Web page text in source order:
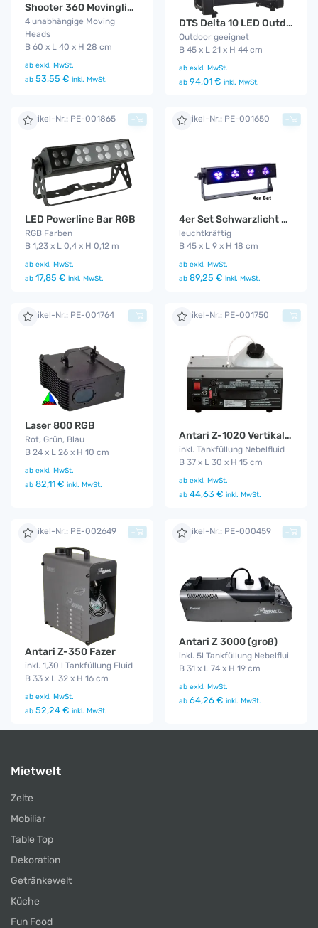
Shooter 360 Movinglight
4 unabhängige Moving
Heads
B 60 x L 40 x H 28 cm
ab exkl. MwSt.
ab 53,55 € inkl. MwSt.
DTS Delta 10 LED Outdoor Funk
Outdoor geeignet
B 45 x L 21 x H 44 cm
ab exkl. MwSt.
ab 94,01 € inkl. MwSt.
Artikel-Nr.: PE-001865
LED Powerline Bar RGB
RGB Farben
B 1,23 x L 0,4 x H 0,12 m
ab exkl. MwSt.
ab 17,85 € inkl. MwSt.
+ Artikel-Nr.: PE-001650
4er Set Schwarzlicht LED ( Blacklight - UV )
leuchtkräftig
B 45 x L 9 x H 18 cm
ab exkl. MwSt.
ab 89,25 € inkl. MwSt.
+
Artikel-Nr.: PE-001764
Laser 800 RGB
Rot, Grün, Blau
B 24 x L 26 x H 10 cm
ab exkl. MwSt.
ab 82,11 € inkl. MwSt.
+ Artikel-Nr.: PE-001750
Antari Z-1020 Vertikal Fog Jet
inkl. Tankfüllung Nebelfluid
B 37 x L 30 x H 15 cm
ab exkl. MwSt.
ab 44,63 € inkl. MwSt.
+
Artikel-Nr.: PE-002649
Antari Z-350 Fazer
inkl. 1,30 l Tankfüllung Fluid
B 33 x L 32 x H 16 cm
ab exkl. MwSt.
ab 52,24 € inkl. MwSt.
+ Artikel-Nr.: PE-000459
Antari Z 3000 (groß)
inkl. 5l Tankfüllung Nebelflui
B 31 x L 74 x H 19 cm
ab exkl. MwSt.
ab 64,26 € inkl. MwSt.
+
Mietwelt
Zelte
Mobiliar
Table Top
Dekoration
Getränkewelt
Küche
Fun Food